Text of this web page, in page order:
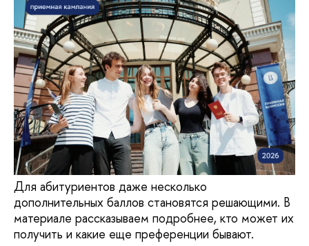
Для абитуриентов даже несколько
дополнительных баллов становятся решающими. В
материале рассказываем подробнее, кто может их
получить и какие еще преференции бывают.